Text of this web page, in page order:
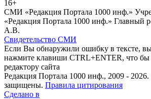
16+
СМИ «Редакция Портала 1000 инф.»
«Редакция Портала 1000 инф.» Главный
А.В.
Свидетельство СМИ
Если Вы обнаружили ошибку в тексте,
нажмите клавиши CTRL+ENTER, что бы
редактору сайта
Редакция Портала 1000 инф., 2009 - 2026.
защищены. Правила цитирования
Сделано в